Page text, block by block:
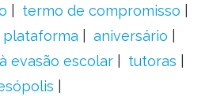
termo de compromisso
plataforma
aniversário
evasão escolar
tutoras